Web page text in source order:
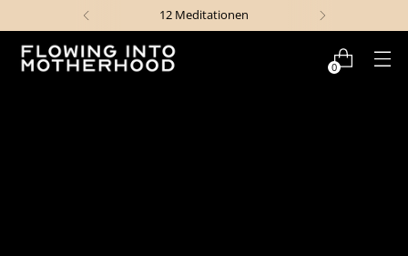
58 Seiten Journaling Workbook
0